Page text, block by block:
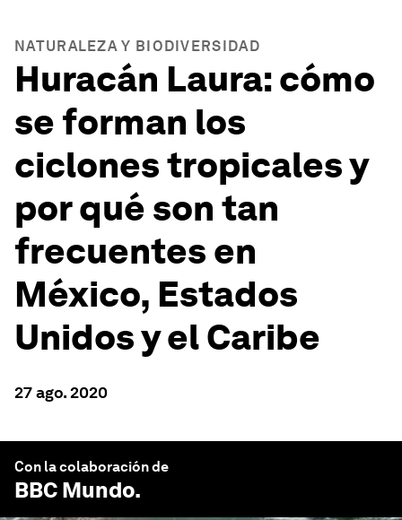
NATURALEZA Y BIODIVERSIDAD
Huracán Laura: cómo
se forman los
ciclones tropicales y
por qué son tan
frecuentes en
México, Estados
Unidos y el Caribe
27 ago. 2020
Con la colaboración de
BBC Mundo.